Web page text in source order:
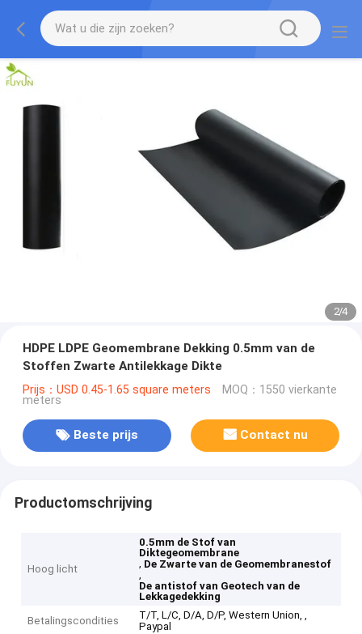
2/4
HDPE LDPE Geomembrane Dekking 0.5mm van de
Stoffen Zwarte Antilekkage Dikte
Prijs：USD 0.45-1.65 square meters MOQ：1550 vierkante
meters
Beste prijs Contact nu
Productomschrijving
Hoog licht
0.5mm de Stof van
Diktegeomembrane
, De Zwarte van de Geomembranestof
,
De antistof van Geotech van de
Lekkagedekking
Betalingscondities
T/T, L/C, D/A, D/P, Western Union, ,
Paypal